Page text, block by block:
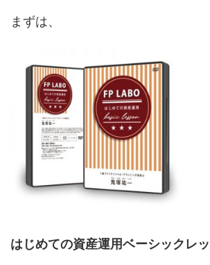
まずは、
はじめての資産運用ベーシックレ